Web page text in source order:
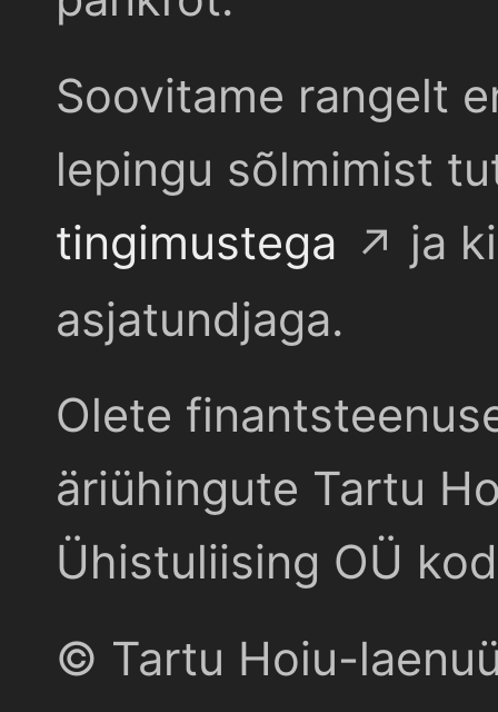
Soovitame rangelt
lepingu sõlmimist
tingimustega
ja
asjatundjaga.
Olete
äriühingute Tartu
Ühistuliising OÜ
© Tartu Hoiu-